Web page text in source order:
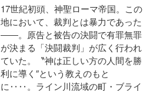
17世紀初頭、神聖ローマ帝国。この
地において、裁判とは暴力であった
――。原告と被告の決闘で有罪無罪
が決まる「決闘裁判」が広く行われ
ていた。〝神は正しい方の人間を勝
利に導く″という教えのもと
に‥‥。ライン川流域の町・ブライ